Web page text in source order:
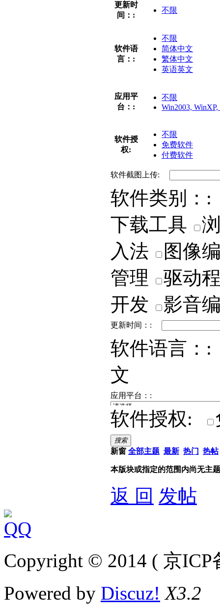
更新时
间：:
不限
软件语
言：:
不限
简体中文
繁体中文
英语英文
应用平
台：:
不限
Win2003,
软件授
权:
不限
免费软件
付费软件
软件截图上传:
软件类别：:
下载工具
入法
图像
管理
驱动
开发
影音
更新时间：:
软件语言：:
文
应用平台：:
软件授权:
搜索
新窗 全部主题 最新 热门 热帖
本版块或指定的范围内尚无主题
返 回 发帖
Copyright © 2014 ( 京ICP
Powered by Discuz! X3.2